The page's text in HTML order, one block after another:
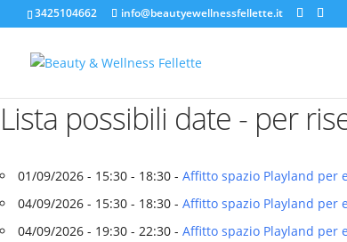
3425104662 info@beautyewellnessfellette.it
Lista possibili date - per
01/09/2026 - 15:30 - 18:30 - Affitto spazio Playland per
04/09/2026 - 15:30 - 18:30 - Affitto spazio Playland per
04/09/2026 - 19:30 - 22:30 - Affitto spazio Playland per